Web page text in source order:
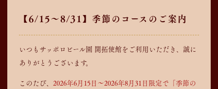
【6/15～8/31】季節のコースのご案内
いつもサッポロビール園 開拓使館をご利用いただき、誠に
ありがとうございます。
このたび、 2026年6月15日～2026年8月31日限定で「季節の